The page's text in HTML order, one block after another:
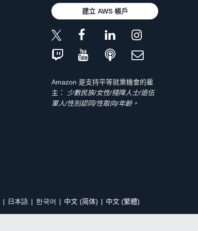
建立 AWS 帳戶
Amazon 是支持平等就業機會的雇
主：
少數民族/女性/殘障人士/退伍
軍人/性別認同/性取向/年齡。
日本語 한국어 中文 (简体) 中文 (繁體)